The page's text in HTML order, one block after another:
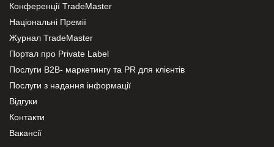
Конференції TradeMaster
Національні Премії
Журнал TradeMaster
Портал про Private Label
Послуги В2В- маркетингу та PR для клієнтів
Послуги з надання інформації
Відгуки
Контакти
Вакансії